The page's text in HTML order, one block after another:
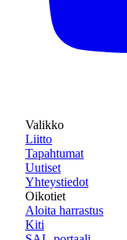
Valikko
Liitto
Tapahtumat
Uutiset
Yhteystiedot
Oikotiet
Aloita harrastus
Kiti